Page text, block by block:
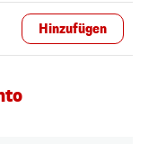
Hinzufügen